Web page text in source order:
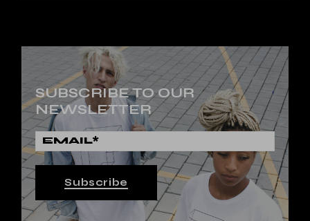
SUBSCRIBE TO OUR
NEWSLETTER
Subscribe